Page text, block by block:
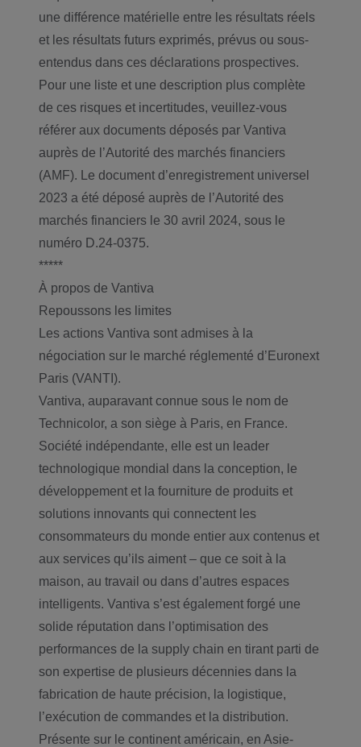
une différence matérielle entre les résultats réels
et les résultats futurs exprimés, prévus ou sous-
entendus dans ces déclarations prospectives.
Pour une liste et une description plus complète
de ces risques et incertitudes, veuillez-vous
référer aux documents déposés par Vantiva
auprès de l’Autorité des marchés financiers
(AMF). Le document d’enregistrement universel
2023 a été déposé auprès de l’Autorité des
marchés financiers le 30 avril 2024, sous le
numéro D.24-0375.
*****
À propos de Vantiva
Repoussons les limites
Les actions Vantiva sont admises à la
négociation sur le marché réglementé d’Euronext
Paris (VANTI).
Vantiva, auparavant connue sous le nom de
Technicolor, a son siège à Paris, en France.
Société indépendante, elle est un leader
technologique mondial dans la conception, le
développement et la fourniture de produits et
solutions innovants qui connectent les
consommateurs du monde entier aux contenus et
aux services qu’ils aiment – que ce soit à la
maison, au travail ou dans d’autres espaces
intelligents. Vantiva s’est également forgé une
solide réputation dans l’optimisation des
performances de la supply chain en tirant parti de
son expertise de plusieurs décennies dans la
fabrication de haute précision, la logistique,
l’exécution de commandes et la distribution.
Présente sur le continent américain, en Asie-